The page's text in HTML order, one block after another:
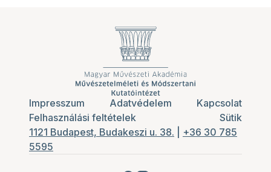
Impresszum Adatvédelem
Kapcsolat
Felhasználási feltételek
Sütik
1121 Budapest, Budakeszi u. 38.
+36 30 785
5595